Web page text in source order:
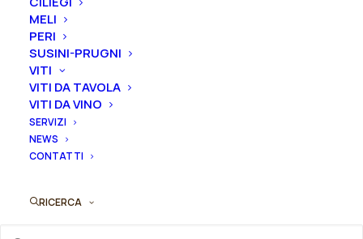
MELI
PERI
SUSINI-PRUGNI
VITI
VITI DA TAVOLA
VITI DA VINO
SERVIZI
NEWS
CONTATTI
RICERCA
ha